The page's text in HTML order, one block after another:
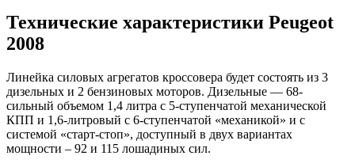
Технические характеристики Peugeot
2008
Линейка силовых агрегатов кроссовера будет состоять из 3
дизельных и 2 бензиновых моторов. Дизельные — 68-
сильный объемом 1,4 литра с 5-ступенчатой механической
КПП и 1,6-литровый с 6-ступенчатой «механикой» и с
системой «старт-стоп», доступный в двух вариантах
мощности – 92 и 115 лошадиных сил.